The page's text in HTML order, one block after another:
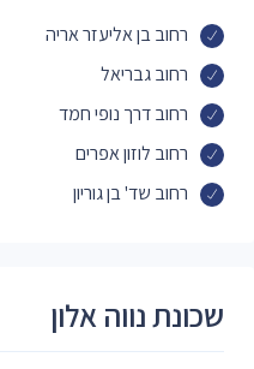
רחוב בן אליעזר אריה
רחוב גבריאל
רחוב דרך נופי חמד
רחוב לוזון אפרים
רחוב שד' בן גוריון
שכונת נווה אלון